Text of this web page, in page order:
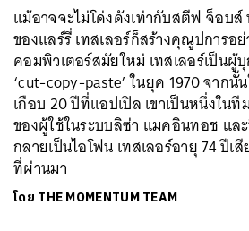
แม้อาจจะไม่โด่งดังเท่ากับสตีฟ จ็อบ
ของแลร์รี่ เทสเลอร์ก็สร้างคุณูปการอ
คอมพิวเตอร์สมัยใหม่ เทสเลอร์เป็นผู้
‘cut-copy-paste’ ในยุค 1970 จากนั้
เกือบ 20 ปีที่แอปเปิล เขาเป็นหนึ่งใน
ของผู้ใช้ในระบบลิซ่า แมคอินทอช แ
กลายเป็นไอโฟน เทสเลอร์อายุ 74 ปีเ
ที่ผ่านมา
โดย THE MOMENTUM TEAM